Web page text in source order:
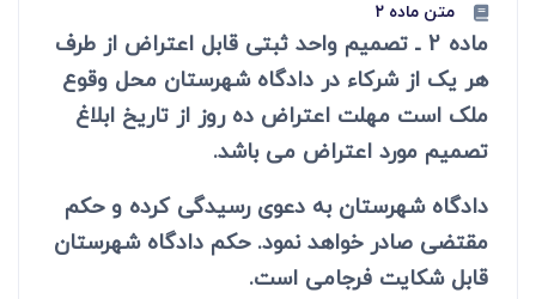
متن ماده ۲
ماده 2 ـ تصمیم واحد ثبتی قابل اعتراض از طرف
هر یک از شرکاء در دادگاه شهرستان محل وقوع
ملک است مهلت اعتراض ده روز از تاریخ ابلاغ
تصمیم مورد اعتراض می باشد.
دادگاه شهرستان به دعوی رسیدگی کرده و حکم
مقتضی صادر خواهد نمود. حکم دادگاه شهرستان
قابل شکایت فرجامی است.